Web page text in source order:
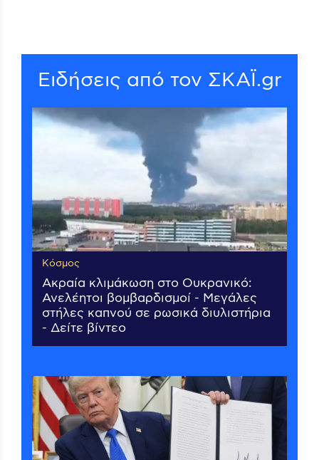
Ειδήσεις από τον ΣΚΑΪ.gr
Κόσμος
Ακραία κλιμάκωση στο Ουκρανικό:
Ανελέητοι βομβαρδισμοί - Μεγάλες
στήλες καπνού σε ρωσικά διυλιστήρια
- Δείτε βίντεο